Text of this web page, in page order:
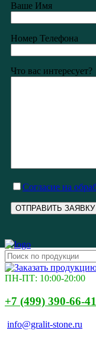
Ваше Имя
Номер Телефона
Что вас интересует?
Cогласие на
ПН-ПТ: 10:00-20:00
+7 (499) 390-66-41
info@gralit-stone.ru